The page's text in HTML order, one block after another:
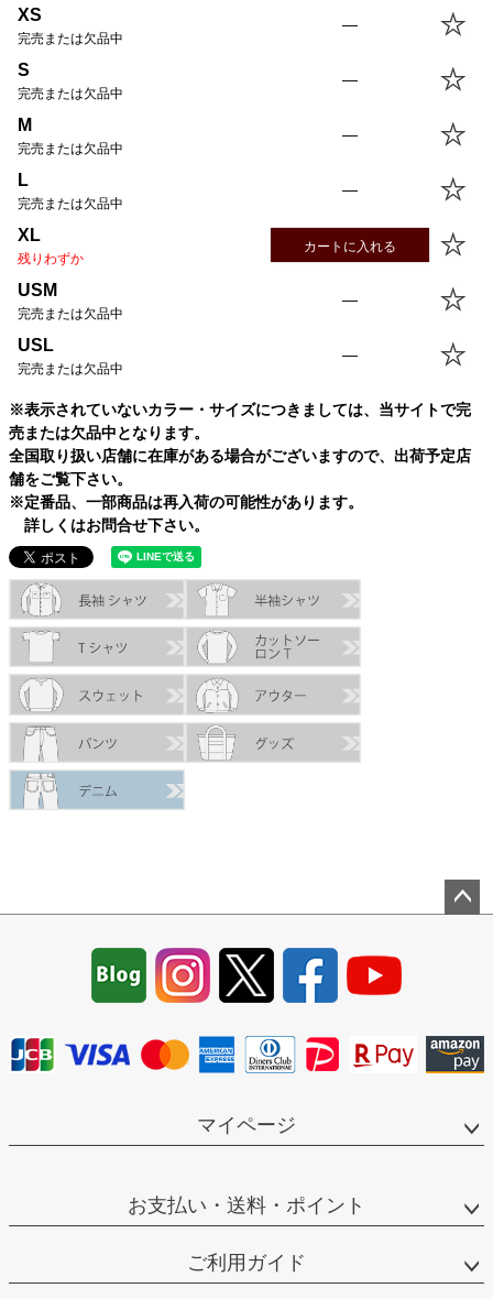
XS
完売または欠品中
—
S
完売または欠品中
—
M
完売または欠品中
—
L
完売または欠品中
—
XL
残りわずか
カートに入れる
USM
完売または欠品中
—
USL
完売または欠品中
—
※表示されていないカラー・サイズにつきましては、当サイトで完
売または欠品中となります。
全国取り扱い店舗に在庫がある場合がございますので、出荷予定店
舗をご覧下さい。
※定番品、一部商品は再入荷の可能性があります。
詳しくはお問合せ下さい。
マイページ
お支払い・送料・ポイント
ご利用ガイド